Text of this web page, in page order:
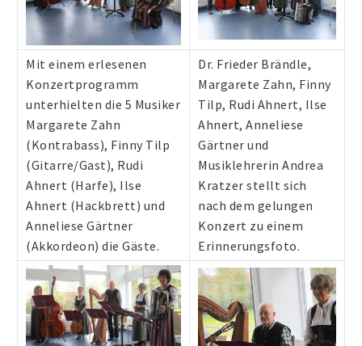
Mit einem erlesenen
Konzertprogramm
unterhielten die 5 Musiker
Margarete Zahn
(Kontrabass), Finny Tilp
(Gitarre/Gast), Rudi
Ahnert (Harfe), Ilse
Ahnert (Hackbrett) und
Anneliese Gärtner
(Akkordeon) die Gäste.
Dr. Frieder Brändle,
Margarete Zahn, Finny
Tilp, Rudi Ahnert, Ilse
Ahnert, Anneliese
Gärtner und
Musiklehrerin Andrea
Kratzer stellt sich
nach dem gelungen
Konzert zu einem
Erinnerungsfoto.